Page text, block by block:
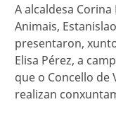
A alcaldesa
Animais,
presentaron,
Elisa Pérez, a
que o Concello de
realizan